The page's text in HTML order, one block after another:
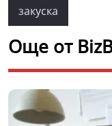
закуска
Още от